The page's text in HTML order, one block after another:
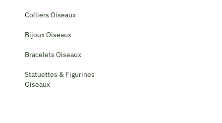
Colliers Oiseaux
Bijoux Oiseaux
Bracelets Oiseaux
Statuettes & Figurines
Oiseaux